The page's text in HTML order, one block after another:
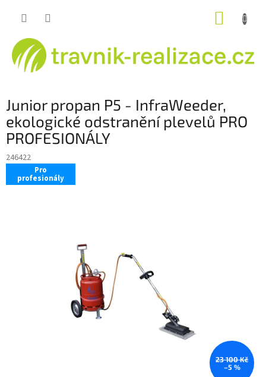
Junior propan P5 - InfraWeeder,
ekologické odstranění plevelů PRO
PROFESIONÁLY
246422
Pro
profesionály
23 100 Kč
–5 %